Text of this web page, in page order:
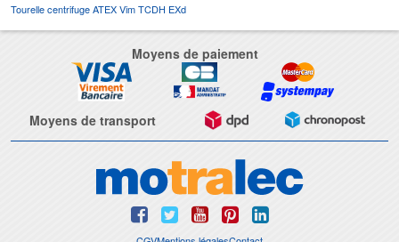
Tourelle centrifuge ATEX Vim TCDH EXd
Moyens de paiement
Moyens de transport